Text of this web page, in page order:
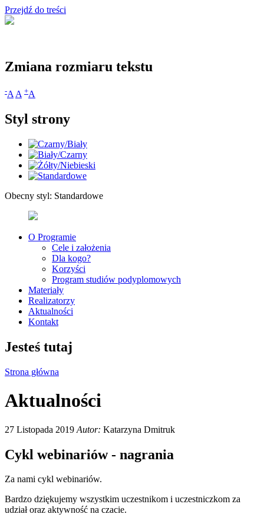
Przejdź do treści
Zmiana rozmiaru tekstu
-A A +A
Styl strony
Obecny styl: Standardowe
O Programie
Cele i założenia
Dla kogo?
Korzyści
Program studiów podyplomowych
Materiały
Realizatorzy
Aktualności
Kontakt
Jesteś tutaj
Strona główna
Aktualności
27 Listopada 2019 Autor: Katarzyna Dmitruk
Cykl webinariów - nagrania
Za nami cykl webinariów.
Bardzo dziękujemy wszystkim uczestnikom i uczestniczkom za
udział oraz aktywność na czacie.